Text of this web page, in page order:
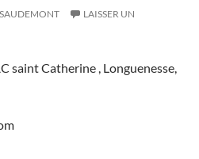
LAISSER UN
saint Catherine , Longuenesse,